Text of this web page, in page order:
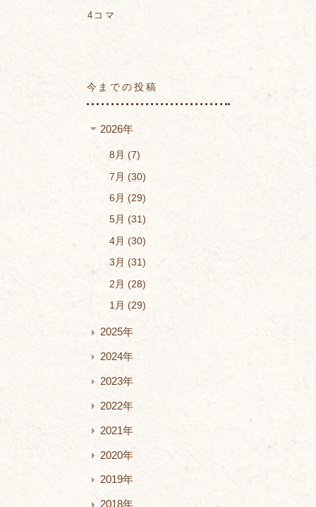
4コマ
今までの投稿
2026年
8月
7
7月
30
6月
29
5月
31
4月
30
3月
31
2月
28
1月
29
2025年
2024年
2023年
2022年
2021年
2020年
2019年
2018年